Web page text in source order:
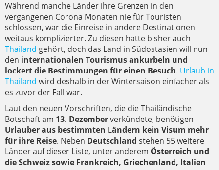
Während manche Länder ihre Grenzen in den
vergangenen Corona Monaten nie für Touristen
schlossen, war die Einreise in andere Destinationen
weitaus komplizierter. Zu diesen hatte bisher auch
Thailand gehört, doch das Land in Südostasien will nun
den internationalen Tourismus ankurbeln und
lockert die Bestimmungen für einen Besuch. Urlaub in
Thailand wird deshalb in der Wintersaison einfacher als
es zuvor der Fall war.
Laut den neuen Vorschriften, die die Thailändische
Botschaft am 13. Dezemberverkündete, benötigen
Urlauber aus bestimmten Ländern kein Visum mehr
für ihre Reise. Neben Deutschland stehen 55 weitere
Länder auf dieser Liste, unter anderem Österreich und
die Schweiz sowie Frankreich, Griechenland, Italien